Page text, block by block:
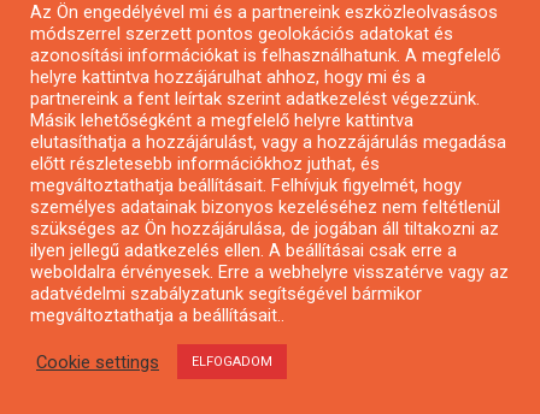
Pályázatok magánszemélyeknek
Pályázatok civil szervezeteknek
Pályázatok vállalkozásoknak
Önkormányzati pályázatok
Mezőgazdasági pályázatok
Falusi turizmus pályázatok
Napelem pályázatok
GINOP pályázatok
Copyright © All rights reserved.
Az Ön engedélyével mi és a partnereink eszközleolvasásos
módszerrel szerzett pontos geolokációs adatokat és
azonosítási információkat is felhasználhatunk. A megfelelő
helyre kattintva hozzájárulhat ahhoz, hogy mi és a
partnereink a fent leírtak szerint adatkezelést végezzünk.
Másik lehetőségként a megfelelő helyre kattintva
elutasíthatja a hozzájárulást, vagy a hozzájárulás megadása
előtt részletesebb információkhoz juthat, és
megváltoztathatja beállításait. Felhívjuk figyelmét, hogy
személyes adatainak bizonyos kezeléséhez nem feltétlenül
szükséges az Ön hozzájárulása, de jogában áll tiltakozni az
ilyen jellegű adatkezelés ellen. A beállításai csak erre a
weboldalra érvényesek. Erre a webhelyre visszatérve vagy az
adatvédelmi szabályzatunk segítségével bármikor
megváltoztathatja a beállításait..
Cookie settings ELFOGADOM